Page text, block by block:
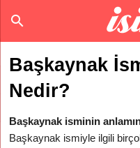
Başkaynak
Nedir?
Başkaynak isminin
Başkaynak ismiyle ilgili